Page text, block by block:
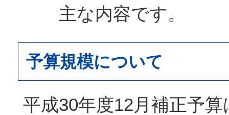
主な内容です。
予算規模について
平成30年度12月補正予